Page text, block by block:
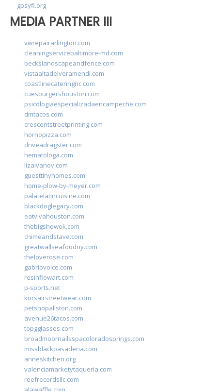
gpsyfl.org
MEDIA PARTNER III
vwrepairarlington.com
cleaningservicebaltimore-md.com
beckslandscapeandfence.com
vistaaltadelveramendi.com
coastlinecateringnc.com
cuesburgershouston.com
psicologiaespecializadaencampeche.com
dmtacos.com
crescentstreetprinting.com
hornopizza.com
driveadragster.com
hematologa.com
lizaivanov.com
guesttinyhomes.com
home-plow-by-meyer.com
palatelatincuisine.com
blackdoglegacy.com
eatvivahouston.com
thebigshowok.com
chimeandstave.com
greatwallseafoodny.com
theloverose.com
gabriovoice.com
resinflowart.com
p-sports.net
korsairstreetwear.com
petshopallston.com
avenue26tacos.com
topgglasses.com
broadmoornailsspacoloradosprings.com
missblackpasadena.com
anneskitchen.org
valenciamarketytaqueria.com
reefrecordsllc.com